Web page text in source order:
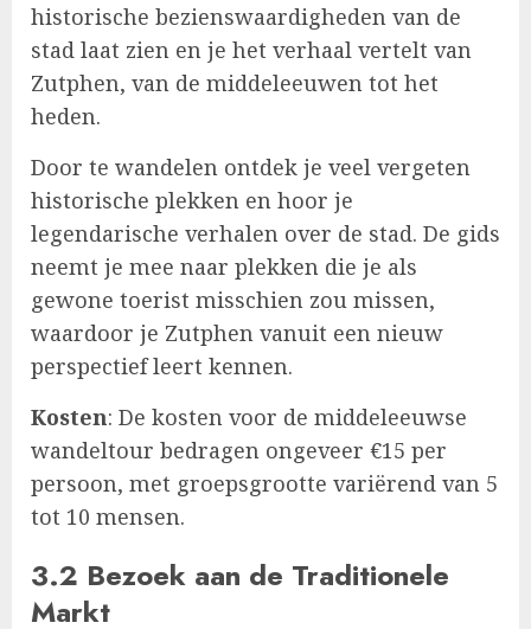
historische bezienswaardigheden van de
stad laat zien en je het verhaal vertelt van
Zutphen, van de middeleeuwen tot het
heden.
Door te wandelen ontdek je veel vergeten
historische plekken en hoor je
legendarische verhalen over de stad. De gids
neemt je mee naar plekken die je als
gewone toerist misschien zou missen,
waardoor je Zutphen vanuit een nieuw
perspectief leert kennen.
Kosten: De kosten voor de middeleeuwse
wandeltour bedragen ongeveer €15 per
persoon, met groepsgrootte variërend van 5
tot 10 mensen.
3.2 Bezoek aan de Traditionele
Markt